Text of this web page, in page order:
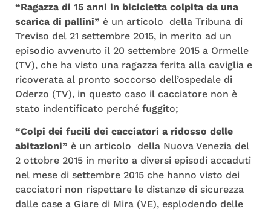
“Ragazza di 15 anni in bicicletta colpita da una
scarica di pallini” è un articolo della Tribuna di
Treviso del 21 settembre 2015, in merito ad un
episodio avvenuto il 20 settembre 2015 a Ormelle
(TV), che ha visto una ragazza ferita alla caviglia e
ricoverata al pronto soccorso dell’ospedale di
Oderzo (TV), in questo caso il cacciatore non è
stato indentificato perché fuggito;
“Colpi dei fucili dei cacciatori a ridosso delle
abitazioni” è un articolo della Nuova Venezia del
2 ottobre 2015 in merito a diversi episodi accaduti
nel mese di settembre 2015 che hanno visto dei
cacciatori non rispettare le distanze di sicurezza
dalle case a Giare di Mira (VE), esplodendo delle